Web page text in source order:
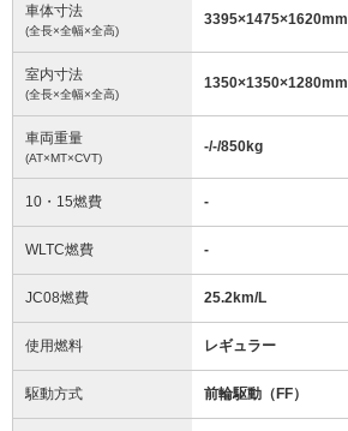
車体寸法
(全長×全幅×全高)
3395×1475×1620mm
室内寸法
(全長×全幅×全高)
1350×1350×1280mm
車両重量
(AT×MT×CVT)
-/-/850kg
10・15燃費 -
WLTC燃費 -
JC08燃費 25.2km/L
使用燃料 レギュラー
駆動方式 前輪駆動（FF）